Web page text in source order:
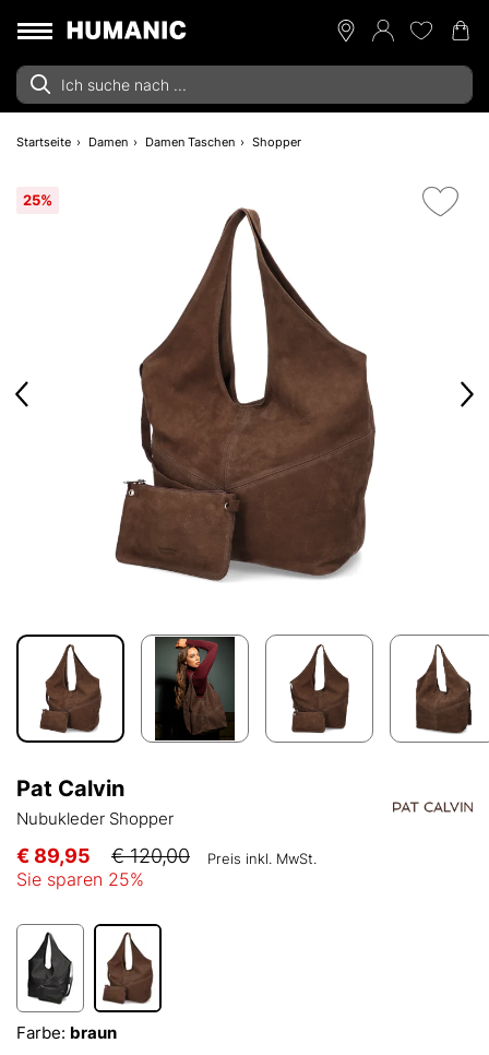
Startseite Damen Damen Taschen Shopper
25%
Pat Calvin
Nubukleder Shopper
€ 89,95 € 120,00 Preis inkl. MwSt.
Sie sparen 25%
Farbe: braun